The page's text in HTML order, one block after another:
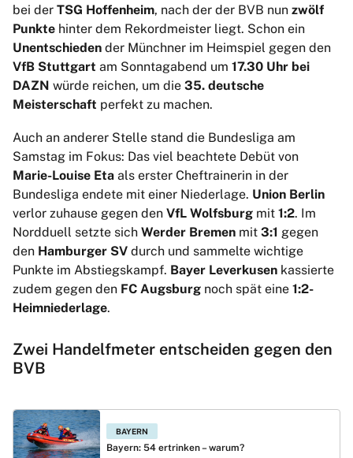
bei der TSG Hoffenheim, nach der der BVB nun zwölf
Punkte hinter dem Rekordmeister liegt. Schon ein
Unentschieden der Münchner im Heimspiel gegen den
VfB Stuttgart am Sonntagabend um 17.30 Uhr bei
DAZN würde reichen, um die 35. deutsche
Meisterschaft perfekt zu machen.
Auch an anderer Stelle stand die Bundesliga am
Samstag im Fokus: Das viel beachtete Debüt von
Marie-Louise Eta als erster Cheftrainerin in der
Bundesliga endete mit einer Niederlage. Union Berlin
verlor zuhause gegen den VfL Wolfsburg mit 1:2. Im
Nordduell setzte sich Werder Bremen mit 3:1 gegen
den Hamburger SV durch und sammelte wichtige
Punkte im Abstiegskampf. Bayer Leverkusen kassierte
zudem gegen den FC Augsburg noch spät eine 1:2-
Heimniederlage.
Zwei Handelfmeter entscheiden gegen den
BVB
BAYERN
Bayern: 54 ertrinken – warum?